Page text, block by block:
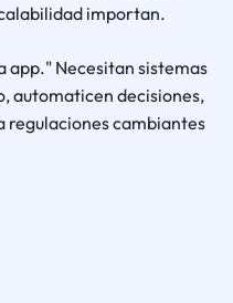
importan.
app." Necesitan sistemas
automaticen decisiones,
regulaciones cambiantes